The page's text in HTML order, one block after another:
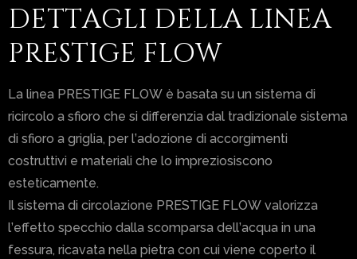
DETTAGLI DELLA LINEA
PRESTIGE FLOW
La linea PRESTIGE FLOW è basata su un sistema di
ricircolo a sfioro che si differenzia dal tradizionale sistema
di sfioro a griglia, per l’adozione di accorgimenti
costruttivi e materiali che lo impreziosiscono
esteticamente.
Il sistema di circolazione PRESTIGE FLOW valorizza
l’effetto specchio dalla scomparsa dell’acqua in una
fessura, ricavata nella pietra con cui viene coperto il